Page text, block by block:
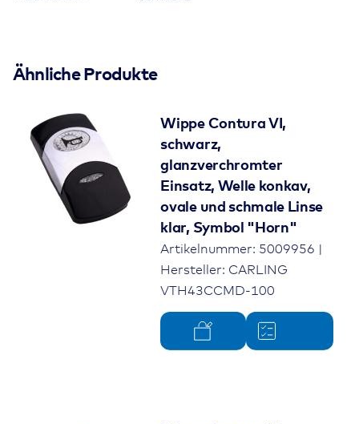
Ähnliche Produkte
Wippe Contura VI,
schwarz,
glanzverchromter
Einsatz, Welle konkav,
ovale und schmale Linse
klar, Symbol "Horn"
Artikelnummer: 5009956 |
Hersteller: CARLING
VTH43CCMD-100